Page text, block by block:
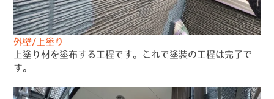
外壁/上塗り
上塗り材を塗布する工程です。これで塗装の工程は完了で
す。